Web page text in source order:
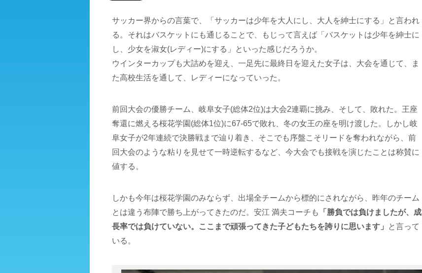
サッカー界からの言葉で、「サッカーは少年を大人にし、大人を紳士にする」と言われ
る。それはバスケットにも通じることで、もじって言えば「バスケットは少年を紳士に
し、少女を淑女(レディー)にする」といった感じだろうか。
ウインターカップも大詰めを迎え、一足先に最終日を迎えた女子は、大会を通じて、ま
た高校生活を通して、レディーになっていった。
前回大会の優勝チーム、岐阜女子(総体2位)は大会2連覇に挑み、そして、敗れた。王座
奪還に燃える桜花学園(総体1位)に67-65で敗れ、冬の女王の座を明け渡した。しかし岐
阜女子が2年連続で決勝戦まで辿り着き、そこでも序盤こそリードを奪われながら、前
回大会のような粘りを見せて一時逆転するなど、今大会でも接戦を演じたことは称賛に
値する。
しかも今年は桜花学園のみならず、出場全チームから標的にされながら、昨年のチーム
とは違う布陣で勝ち上がってきたのだ。安江 満夫コーチも
「勝負では負けましたが、成
長率では負けていない。ここまで頑張ってきた子どもたちを誇りに思います」
と言って
いる。